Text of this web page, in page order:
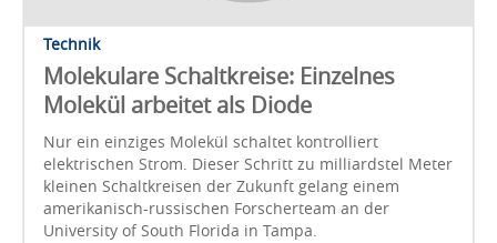
Technik
Molekulare Schaltkreise: Einzelnes
Molekül arbeitet als Diode
Nur ein einziges Molekül schaltet kontrolliert
elektrischen Strom. Dieser Schritt zu milliardstel Meter
kleinen Schaltkreisen der Zukunft gelang einem
amerikanisch-russischen Forscherteam an der
University of South Florida in Tampa.